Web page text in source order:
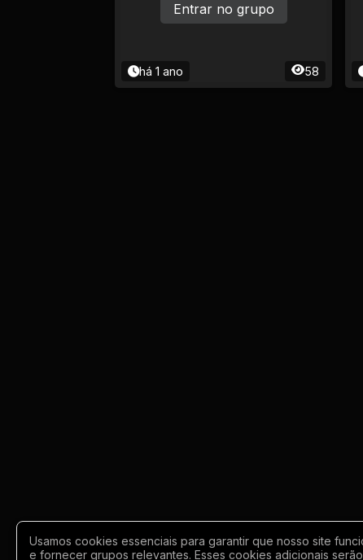
há 1 ano 58
Entrar no grupo
Usamos cookies essenciais para garantir que nosso site
e fornecer grupos relevantes. Esses cookies adicionais